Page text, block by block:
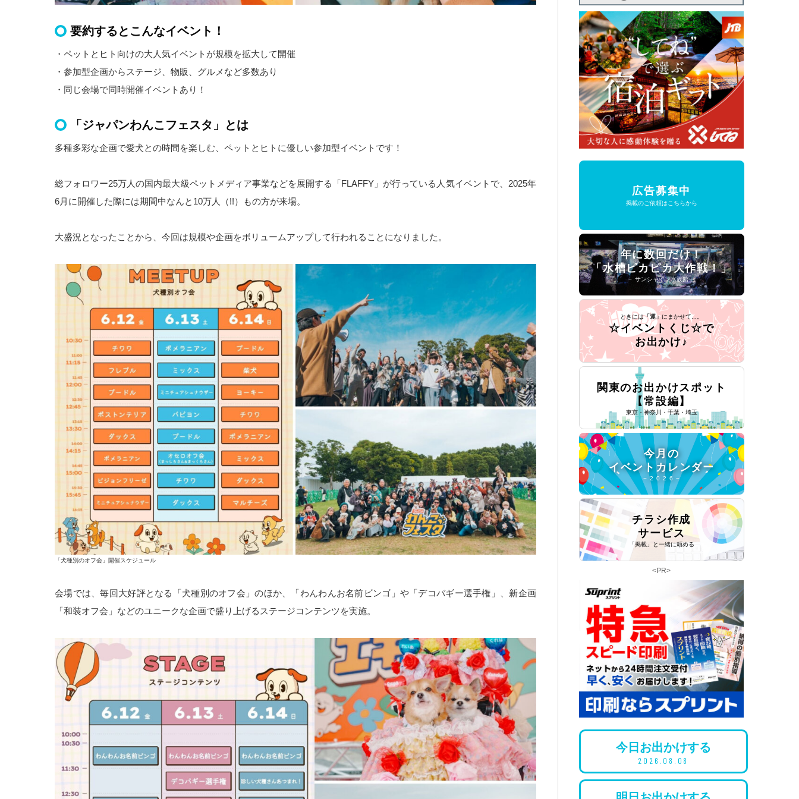
要約するとこんなイベント！
・ペットとヒト向けの大人気イベントが規模を拡大して開催
・参加型企画からステージ、物販、グルメなど多数あり
・同じ会場で同時開催イベントあり！
「ジャパンわんこフェスタ」とは
多種多彩な企画で愛犬との時間を楽しむ、ペットとヒトに優しい参加型イベントです！
総フォロワー25万人の国内最大級ペットメディア事業などを展開する「FLAFFY」が行っている人気イベントで、2025年
6月に開催した際には期間中なんと10万人（!!）もの方が来場。
大盛況となったことから、今回は規模や企画をボリュームアップして行われることになりました。
「犬種別のオフ会」開催スケジュール
会場では、毎回大好評となる「犬種別のオフ会」のほか、「わんわんお名前ビンゴ」や「デコバギー選手権」、新企画
「和装オフ会」などのユニークな企画で盛り上げるステージコンテンツを実施。
広告募集中
掲載のご依頼はこちらから
年に数回だけ！
「水槽ピカピカ大作戦！」
− サンシャイン水族館 −
ときには「運」 にまかせて...。
☆イベントくじ☆で
お出かけ♪
関東のお出かけスポット
【常設編】
東京・神奈川・千葉・埼玉
今月の
イベントカレンダー
− 2 0 2 6 −
チラシ作成
サービス
「掲載」と一緒に頼める
<PR>
今日 お出かけする
2026.08.08